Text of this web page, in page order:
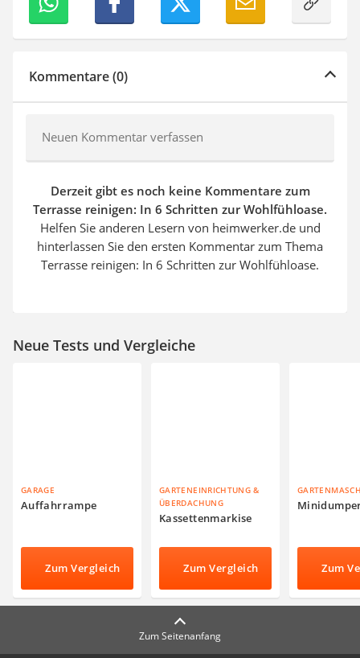
Kommentare (0)
Neuen Kommentar verfassen
Derzeit gibt es noch keine Kommentare zum
Terrasse reinigen: In 6 Schritten zur Wohlfühloase.
Helfen Sie anderen Lesern von heimwerker.de und
hinterlassen Sie den ersten Kommentar zum Thema
Terrasse reinigen: In 6 Schritten zur Wohlfühloase.
Neue Tests und Vergleiche
GARAGE
Auffahrrampe
Zum Vergleich
GARTENEINRICHTUNG &
ÜBERDACHUNG
Kassettenmarkise
Zum Vergleich Zum
Zum Seitenanfang